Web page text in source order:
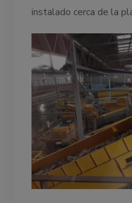
instalado cerca de la